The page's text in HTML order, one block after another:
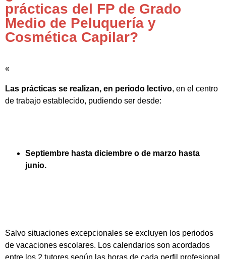
prácticas del FP de Grado
Medio de Peluquería y
Cosmética Capilar?
«
Las prácticas se realizan, en periodo lectivo, en el centro
de trabajo establecido, pudiendo ser desde:
Septiembre hasta diciembre o de marzo hasta
junio.
Salvo situaciones excepcionales se excluyen los periodos
de vacaciones escolares. Los calendarios son acordados
entre los 2 tutores según las horas de cada perfil profesional